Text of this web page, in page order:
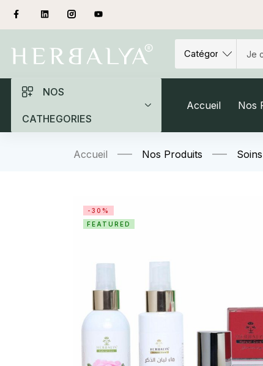
NOS
CATHEGORIES
Accueil Nos
Accueil Nos Produits
-30%
FEATURED